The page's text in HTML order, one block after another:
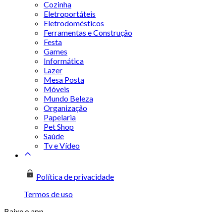
Cozinha
Eletroportáteis
Eletrodomésticos
Ferramentas e Construção
Festa
Games
Informática
Lazer
Mesa Posta
Móveis
Mundo Beleza
Organização
Papelaria
Pet Shop
Saúde
Tv e Vídeo
Política de privacidade
Termos de uso